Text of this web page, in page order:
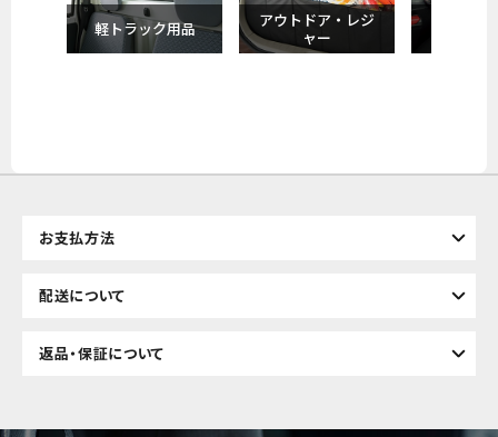
軽トラック用品
アウトドア・レジ
ャー
お支払方法
配送について
返品・保証について